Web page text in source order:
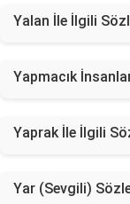
Yalan İle İlgili
Yapmacık
Yaprak İle İlgili
Yar (Sevgili)